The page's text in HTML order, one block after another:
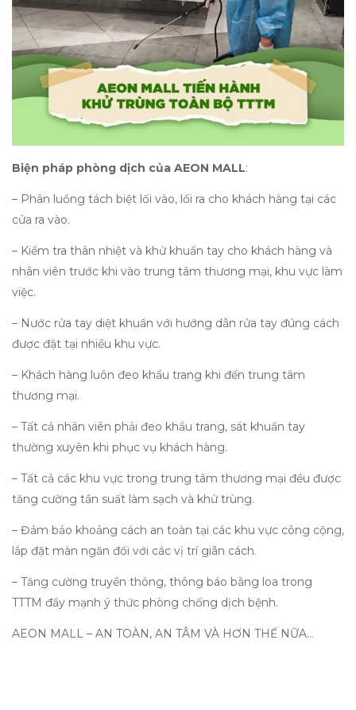
Biện pháp phòng dịch của AEON MALL:
– Phân luồng tách biệt lối vào, lối ra cho khách hàng tại các
cửa ra vào.
– Kiểm tra thân nhiệt và khử khuẩn tay cho khách hàng và
nhân viên trước khi vào trung tâm thương mại, khu vực làm
việc.
– Nước rửa tay diệt khuẩn với hướng dẫn rửa tay đúng cách
được đặt tại nhiều khu vực.
– Khách hàng luôn đeo khẩu trang khi đến trung tâm
thương mại.
– Tất cả nhân viên phải đeo khẩu trang, sát khuẩn tay
thường xuyên khi phục vụ khách hàng.
– Tất cả các khu vực trong trung tâm thương mại đều được
tăng cường tần suất làm sạch và khử trùng.
– Đảm bảo khoảng cách an toàn tại các khu vực công cộng,
lắp đặt màn ngăn đối với các vị trí giãn cách.
– Tăng cường truyền thông, thông báo bằng loa trong
TTTM đẩy mạnh ý thức phòng chống dịch bệnh.
AEON MALL – AN TOÀN, AN TÂM VÀ HƠN THẾ NỮA…